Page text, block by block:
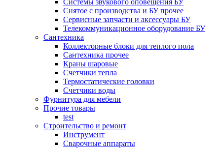
Системы звукового оповещения БУ
Снятое с производства и БУ прочее
Сервисные запчасти и аксессуары БУ
Телекоммуникационное оборудование БУ
Сантехника
Коллекторные блоки для теплого пола
Сантехника прочее
Краны шаровые
Счетчики тепла
Термоcтатические головки
Счетчики воды
Фурнитура для мебели
Прочие товары
test
Строительство и ремонт
Инструмент
Сварочные аппараты